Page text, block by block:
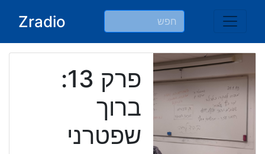
Zradio
פרק 13:
ברוך
שפטרני